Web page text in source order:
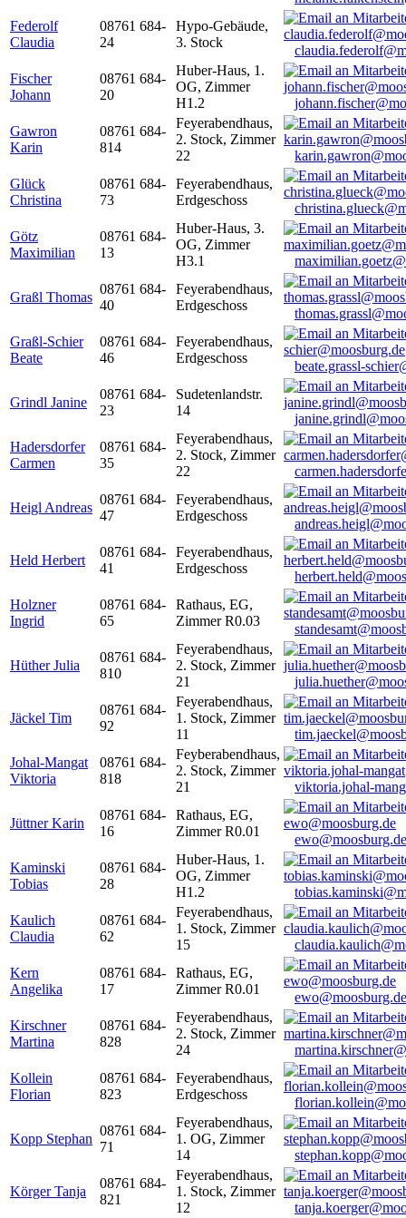
Federolf
Claudia
08761 684-
24
Hypo-Gebäude,
3. Stock
Fischer
Johann
08761 684-
20
Huber-Haus, 1.
OG, Zimmer
H1.2
Gawron
Karin
08761 684-
814
Feyerabendhaus,
2. Stock, Zimmer
22
Glück
Christina
08761 684-
73
Feyerabendhaus,
Erdgeschoss
Götz
Maximilian
08761 684-
13
Huber-Haus, 3.
OG, Zimmer
H3.1
Graßl Thomas
08761 684-
40
Feyerabendhaus,
Erdgeschoss
Graßl-Schier
Beate
08761 684-
46
Feyerabendhaus,
Erdgeschoss
beate.grassl-
Grindl Janine
08761 684-
23
Sudetenlandstr.
14
Hadersdorfer
Carmen
08761 684-
35
Feyerabendhaus,
2. Stock, Zimmer
22
Heigl Andreas
08761 684-
47
Feyerabendhaus,
Erdgeschoss
Held Herbert
08761 684-
41
Feyerabendhaus,
Erdgeschoss
Holzner
Ingrid
08761 684-
65
Rathaus, EG,
Zimmer R0.03
Hüther Julia
08761 684-
810
Feyerabendhaus,
2. Stock, Zimmer
21
Jäckel Tim
08761 684-
92
Feyerabendhaus,
1. Stock, Zimmer
11
Johal-Mangat
Viktoria
08761 684-
818
Feyberabendhaus,
2. Stock, Zimmer
21
viktoria.johal-
Jüttner Karin
08761 684-
16
Rathaus, EG,
Zimmer R0.01
ewo@moosburg.de
Kaminski
Tobias
08761 684-
28
Huber-Haus, 1.
OG, Zimmer
H1.2
Kaulich
Claudia
08761 684-
62
Feyerabendhaus,
1. Stock, Zimmer
15
Kern
Angelika
08761 684-
17
Rathaus, EG,
Zimmer R0.01
ewo@moosburg.de
Kirschner
Martina
08761 684-
828
Feyerabendhaus,
2. Stock, Zimmer
24
Kollein
Florian
08761 684-
823
Feyerabendhaus,
Erdgeschoss
Kopp Stephan
08761 684-
71
Feyerabendhaus,
1. OG, Zimmer
14
Körger Tanja
08761 684-
821
Feyerabendhaus,
1. Stock, Zimmer
12